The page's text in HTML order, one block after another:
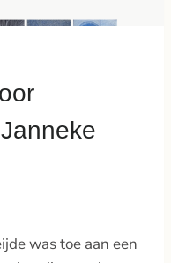
was toe aan een